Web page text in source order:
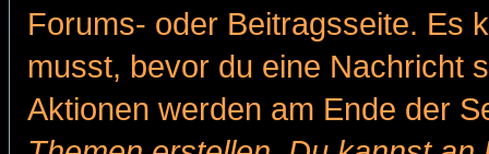
Forums- oder Beitragsseite. Es
musst, bevor du eine Nachricht
Aktionen werden am Ende der